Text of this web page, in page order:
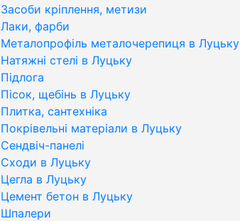
Засоби кріплення, метизи
Лаки, фарби
Металопрофіль металочерепиця в Луцьку
Натяжні стелі в Луцьку
Підлога
Пісок, щебінь в Луцьку
Плитка, сантехніка
Покрівельні матеріали в Луцьку
Сендвіч-панелі
Сходи в Луцьку
Цегла в Луцьку
Цемент бетон в Луцьку
Шпалери